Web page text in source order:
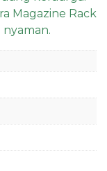
Magazine Rack